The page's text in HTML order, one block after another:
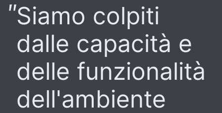
Siamo colpiti
dalle capacità e
delle funzionalità
dell'ambiente